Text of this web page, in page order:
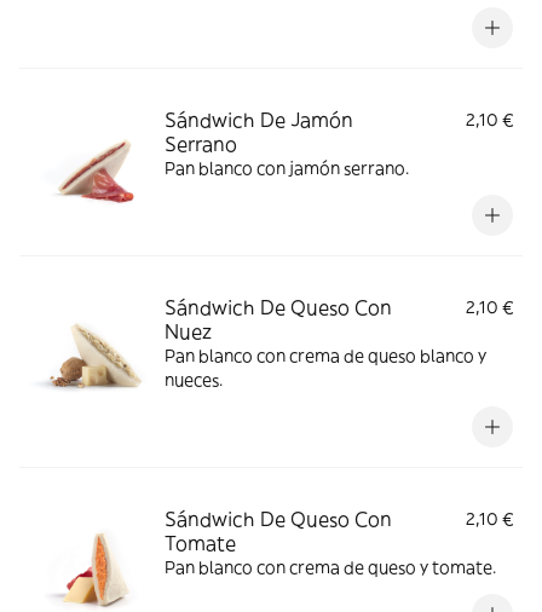
Sándwich De Jamón
Serrano
2,10 €
Pan blanco con jamón serrano.
Sándwich De Queso Con
Nuez
2,10 €
Pan blanco con crema de queso blanco y
nueces.
Sándwich De Queso Con
Tomate
2,10 €
Pan blanco con crema de queso y tomate.